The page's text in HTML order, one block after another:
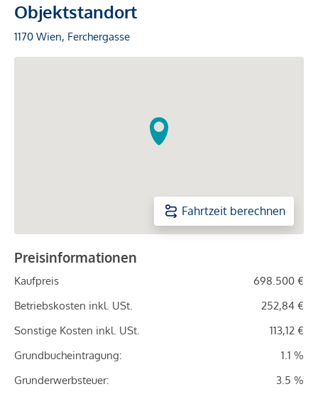
Objektstandort
1170 Wien, Ferchergasse
Fahrtzeit berechnen
Preisinformationen
Kaufpreis
698.500 €
Betriebskosten inkl. USt.
252,84 €
Sonstige Kosten inkl. USt.
113,12 €
Grundbucheintragung:
1.1 %
Grunderwerbsteuer:
3.5 %